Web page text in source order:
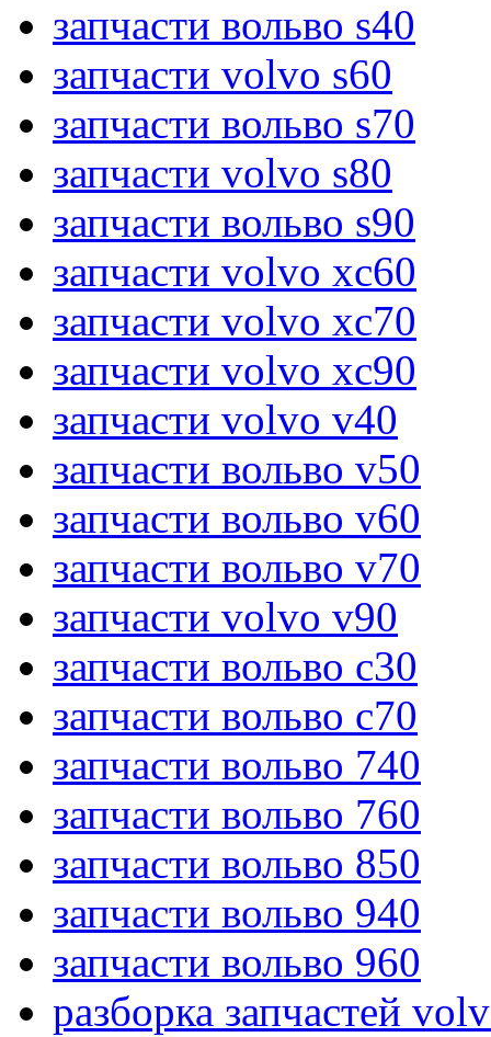
запчасти вольво s40
запчасти volvo s60
запчасти вольво s70
запчасти volvo s80
запчасти вольво s90
запчасти volvo xc60
запчасти volvo xc70
запчасти volvo xc90
запчасти volvo v40
запчасти вольво v50
запчасти вольво v60
запчасти вольво v70
запчасти volvo v90
запчасти вольво c30
запчасти вольво c70
запчасти вольво 740
запчасти вольво 760
запчасти вольво 850
запчасти вольво 940
запчасти вольво 960
разборка запчастей